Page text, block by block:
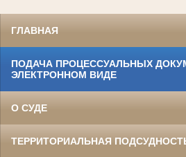
ГЛАВНАЯ
ПОДАЧА ПРОЦЕССУАЛЬНЫХ
ЭЛЕКТРОННОМ ВИДЕ
О СУДЕ
ТЕРРИТОРИАЛЬНАЯ